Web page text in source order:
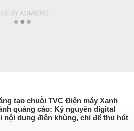
tạo chuỗi TVC Điện máy Xanh
quảng cáo: Kỷ nguyên digital
nội dung điên khùng, chỉ để thu hút